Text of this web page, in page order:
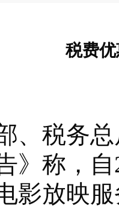
税费
税务总
》称，自
影放映